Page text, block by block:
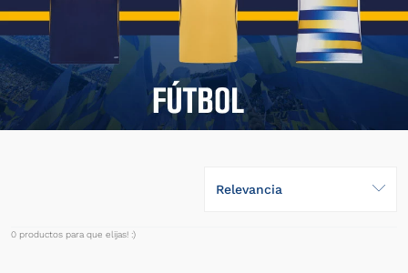
Relevancia
0 productos